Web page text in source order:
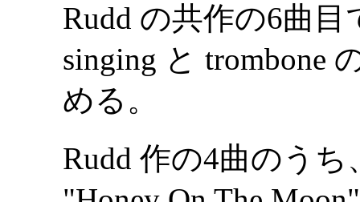
Rudd の共作の6曲目
singing と trombone
める。
Rudd 作の4曲のうち